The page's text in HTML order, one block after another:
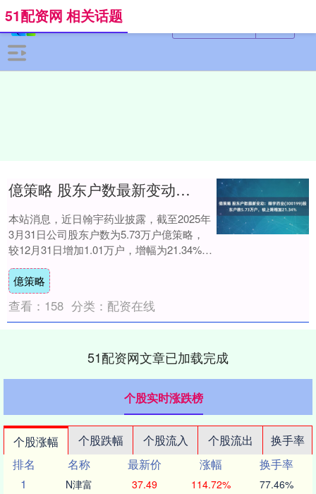
51配资网 相关话题
億策略 股东户数最新变动：翰宇药业(300199)股东户数5.73万户，较上期增加21.34%
本站消息，近日翰宇药业披露，截至2025年
3月31日公司股东户数为5.73万户億策略，
较12月31日增加1.01万户，增幅为21.34%。
户均持股数量由上期的1....
億策略
查看： 158 分类： 配资在线
51配资网文章已加载完成
个股实时涨跌榜
个股涨幅 个股跌幅 个股流入 个股流出
换手率
排名
名称 最新价 涨幅
换手率
1
N津富 37.49 114.72% 77.46%